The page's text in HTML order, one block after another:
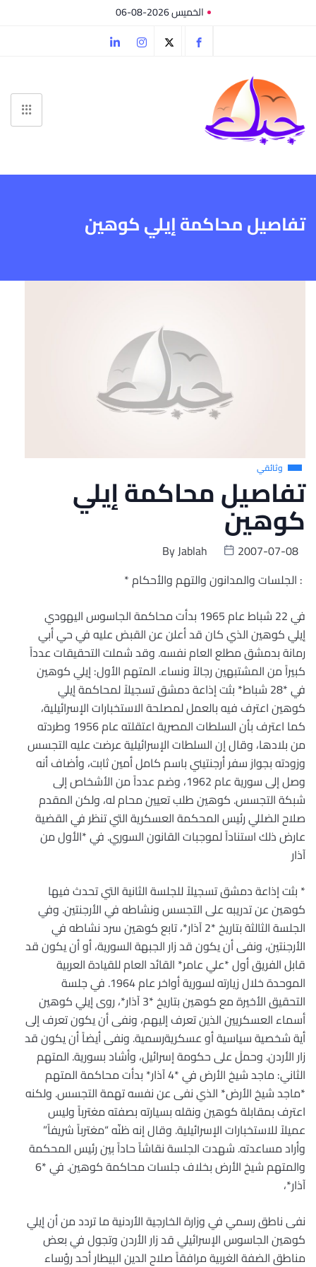
الخميس 2026-08-06
تفاصيل محاكمة إيلي كوهين
وثائقي
تفاصيل محاكمة إيلي
كوهين
ByJablah
2007-07-08
: الجلسات والمدانون والتهم والأحكام *
في 22 شباط عام 1965 بدأت محاكمة الجاسوس اليهودي
إيلي كوهين الذي كان قد أعلن عن القبض عليه في حي أبي
رمانة بدمشق مطلع العام نفسه. وقد شملت التحقيقات عدداً
كبيراً من المشتبهين رجالاً ونساء. المتهم الأول: إيلي كوهين
في *28 شباط* بثت إذاعة دمشق تسجيلاً لمحاكمة إيلي
كوهين اعترف فيه بالعمل لمصلحة الاستخبارات الإسرائيلية،
كما اعترف بأن السلطات المصرية اعتقلته عام 1956 وطردته
من بلادها، وقال إن السلطات الإسرائيلية عرضت عليه التجسس
وزودته بجواز سفر أرجنتيني باسم كامل أمين ثابت، وأضاف أنه
وصل إلى سورية عام 1962، وضم عدداً من الأشخاص إلى
شبكة التجسس. كوهين طلب تعيين محام له، ولكن المقدم
صلاح الضللي رئيس المحكمة العسكرية التي تنظر في القضية
عارض ذلك استناداً لموجبات القانون السوري. في *الأول من
آذار
* بثت إذاعة دمشق تسجيلاً للجلسة الثانية التي تحدث فيها
كوهين عن تدريبه على التجسس ونشاطه في الأرجنتين. وفي
الجلسة الثالثة بتاريخ *2 آذار*، تابع كوهين سرد نشاطه في
الأرجنتين، ونفى أن يكون قد زار الجبهة السورية، أو أن يكون قد
قابل الفريق أول *علي عامر* القائد العام للقيادة العربية
الموحدة خلال زيارته لسورية أواخر عام 1964. في جلسة
التحقيق الأخيرة مع كوهين بتاريخ *3 آذار*، روى إيلي كوهين
أسماء العسكريين الذين تعرف إليهم، ونفى أن يكون تعرف إلى
أية شخصية سياسية أو عسكريةرسمية. ونفى أيضاً أن يكون قد
زار الأردن. وحملَ على حكومة إسرائيل، وأشاد بسورية. المتهم
الثاني: ماجد شيخ الأرض في *4 آذار* بدأت محاكمة المتهم
*ماجد شيخ الأرض* الذي نفى عن نفسه تهمة التجسس. ولكنه
اعترف بمقابلة كوهين ونقله بسيارته بصفته مغترباً وليس
عميلاً للاستخبارات الإسرائيلية. وقال إنه ظنّه “مغترباً شريفاً”
وأراد مساعدته. شهدت الجلسة نقاشاً حاداً بين رئيس المحكمة
والمتهم شيخ الأرض بخلاف جلسات محاكمة كوهين. في *6
آذار*،
نفى ناطق رسمي في وزارة الخارجية الأردنية ما تردد من أن إيلي
كوهين الجاسوس الإسرائيلي قد زار الأردن وتجول في بعض
مناطق الضفة الغربية مرافقاً صلاح الدين البيطار أحد رؤساء